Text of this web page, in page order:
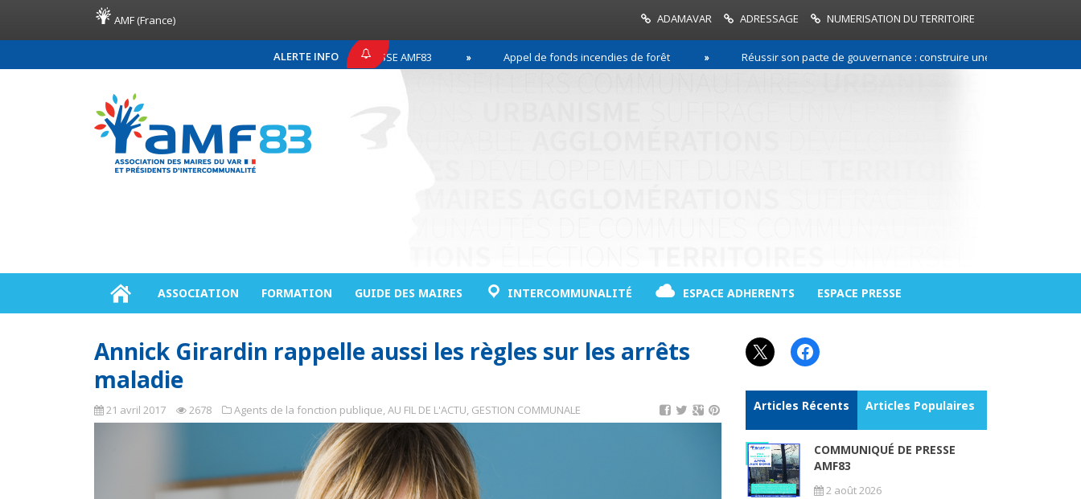
AMF (France) ADAMAVAR ADRESSAGE NUMERISATION DU TERRITOIRE
ALERTE INFO
COMMUNIQUÉ DE PRESSE AMF83 Appel de fonds incendies de forêt Réussir son pacte de gouvernance : construire une relation de confiance
ASSOCIATION FORMATION GUIDE DES MAIRES INTERCOMMUNALITÉ ESPACE ADHERENTS ESPACE PRESSE
Annick Girardin rappelle aussi les règles sur les arrêts
maladie
21 avril 2017 2678 Agents de la fonction publique,AU FIL DE L'ACTU, GESTION COMMUNALE
X Facebook
Articles Récents Articles Populaires
COMMUNIQUÉ DE PRESSE
AMF83
2 août 2026